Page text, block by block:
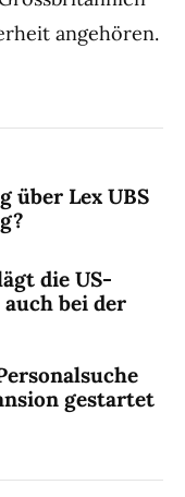
angehören.
über Lex UBS
die US-
auch bei der
gestartet